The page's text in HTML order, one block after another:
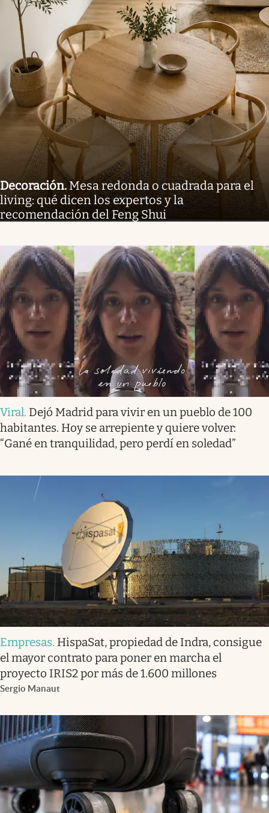
Decoración. Mesa redonda o cuadrada para el
living: qué dicen los expertos y la
recomendación del Feng Shui
Viral. Dejó Madrid para vivir en un pueblo de 100
habitantes. Hoy se arrepiente y quiere volver:
“Gané en tranquilidad, pero perdí en soledad”
Empresas. HispaSat, propiedad de Indra, consigue
el mayor contrato para poner en marcha el
proyecto IRIS2 por más de 1.600 millones
Sergio Manaut